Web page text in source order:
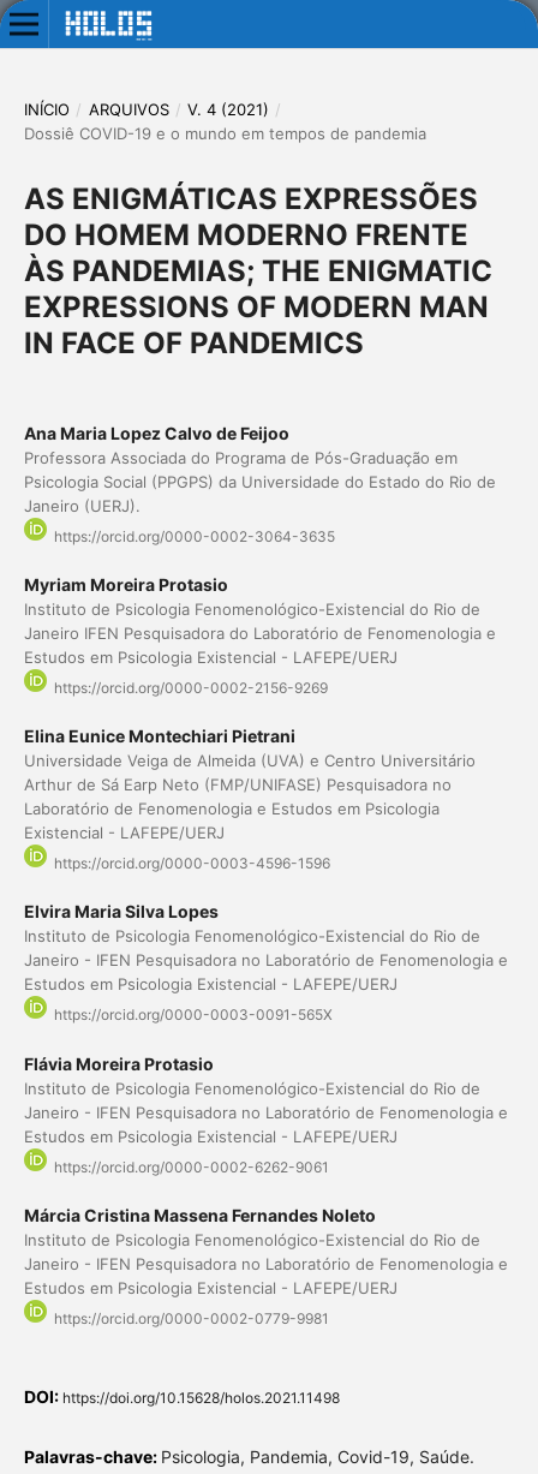
INÍCIO / ARQUIVOS / V. 4 (2021) /
Dossiê COVID-19 e o mundo em tempos de pandemia
AS ENIGMÁTICAS EXPRESSÕES
DO HOMEM MODERNO FRENTE
ÀS PANDEMIAS; THE ENIGMATIC
EXPRESSIONS OF MODERN MAN
IN FACE OF PANDEMICS
Ana Maria Lopez Calvo de Feijoo
Professora Associada do Programa de Pós-Graduação em
Psicologia Social (PPGPS) da Universidade do Estado do Rio de
Janeiro (UERJ).
https://orcid.org/0000-0002-3064-3635
Myriam Moreira Protasio
Instituto de Psicologia Fenomenológico-Existencial do Rio de
Janeiro IFEN Pesquisadora do Laboratório de Fenomenologia e
Estudos em Psicologia Existencial - LAFEPE/UERJ
https://orcid.org/0000-0002-2156-9269
Elina Eunice Montechiari Pietrani
Universidade Veiga de Almeida (UVA) e Centro Universitário
Arthur de Sá Earp Neto (FMP/UNIFASE) Pesquisadora no
Laboratório de Fenomenologia e Estudos em Psicologia
Existencial - LAFEPE/UERJ
https://orcid.org/0000-0003-4596-1596
Elvira Maria Silva Lopes
Instituto de Psicologia Fenomenológico-Existencial do Rio de
Janeiro - IFEN Pesquisadora no Laboratório de Fenomenologia e
Estudos em Psicologia Existencial - LAFEPE/UERJ
https://orcid.org/0000-0003-0091-565X
Flávia Moreira Protasio
Instituto de Psicologia Fenomenológico-Existencial do Rio de
Janeiro - IFEN Pesquisadora no Laboratório de Fenomenologia e
Estudos em Psicologia Existencial - LAFEPE/UERJ
https://orcid.org/0000-0002-6262-9061
Márcia Cristina Massena Fernandes Noleto
Instituto de Psicologia Fenomenológico-Existencial do Rio de
Janeiro - IFEN Pesquisadora no Laboratório de Fenomenologia e
Estudos em Psicologia Existencial - LAFEPE/UERJ
https://orcid.org/0000-0002-0779-9981
DOI: https://doi.org/10.15628/holos.2021.11498
Palavras-chave: Psicologia, Pandemia, Covid-19, Saúde.